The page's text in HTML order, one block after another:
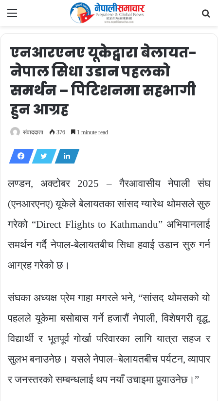
Menu
एनआरएनए यूकेद्वारा बेलायत-
नेपाल सिधा उडान पहलको
समर्थन – पिटिशनमा सहभागी
हुन आग्रह
संवाददाता 376 1 minute read
लण्डन, अक्टोबर 2025 – गैरआवासीय नेपाली संघ
(एनआरएनए) यूकेले बेलायतका सांसद ग्यारेथ थोमसले सुरु
गरेको “Direct Flights to Kathmandu” अभियानलाई
समर्थन गर्दै नेपाल-बेलायतबीच सिधा हवाई उडान सुरु गर्न
आग्रह गरेको छ।
संघका अध्यक्ष प्रेम गाहा मगरले भने, “सांसद थोमसको यो
पहलले यूकेमा बसोबास गर्ने हजारौं नेपाली, विशेषगरी वृद्ध,
विद्यार्थी र भूतपूर्व गोर्खा परिवारका लागि यात्रा सहज र
सुलभ बनाउनेछ। यसले नेपाल–बेलायतबीच पर्यटन, व्यापार
र जनस्तरको सम्बन्धलाई थप नयाँ उचाइमा पुर्‍याउनेछ।”